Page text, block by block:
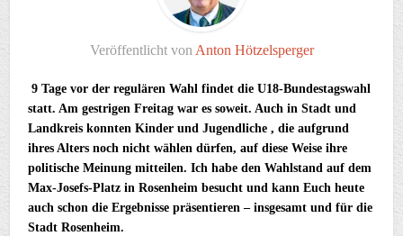
Veröffentlicht vonAnton Hötzelsperger
9 Tage vor der regulären Wahl findet die U18-Bundestagswahl
statt. Am gestrigen Freitag war es soweit. Auch in Stadt und
Landkreis konnten Kinder und Jugendliche , die aufgrund
ihres Alters noch nicht wählen dürfen, auf diese Weise ihre
politische Meinung mitteilen. Ich habe den Wahlstand auf dem
Max-Josefs-Platz in Rosenheim besucht und kann Euch heute
auch schon die Ergebnisse präsentieren – insgesamt und für die
Stadt Rosenheim.